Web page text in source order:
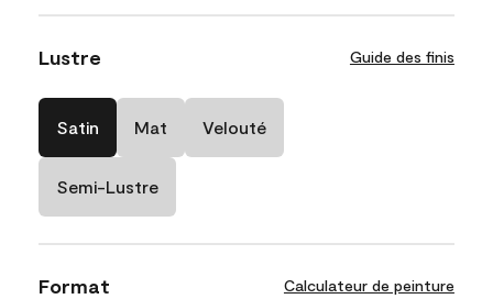
Lustre Guide des finis
Satin Mat Velouté
Semi-Lustre
Format Calculateur de peinture